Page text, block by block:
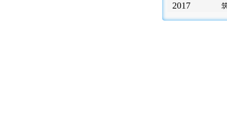
2017